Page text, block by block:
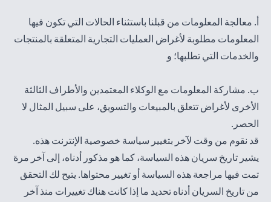
أ. معالجة المعلومات من قبلنا باستثناء الحالات التي تكون فيها
المعلومات مطلوبة لأغراض العمليات التجارية المتعلقة بالمنتجات
والخدمات التي تطلبها؛ و
ب. مشاركة المعلومات مع الوكلاء المعتمدين والأطراف الثالثة
الأخرى لأغراض تتعلق بالمبيعات والتسويق، على سبيل المثال لا
الحصر.
قد نقوم من وقت لآخر بتغيير سياسة خصوصية الإنترنت هذه.
يشير تاريخ سريان هذه السياسة، كما هو مذكور أدناه، إلى آخر مرة
تمت فيها مراجعة هذه السياسة أو تغيير محتواها. يتيح لك التحقق
من تاريخ السريان أدناه تحديد ما إذا كانت هناك تغييرات منذ آخر